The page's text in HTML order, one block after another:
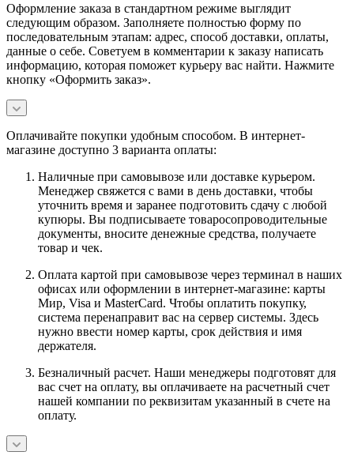
Оформление заказа в стандартном режиме выглядит
следующим образом. Заполняете полностью форму по
последовательным этапам: адрес, способ доставки, оплаты,
данные о себе. Советуем в комментарии к заказу написать
информацию, которая поможет курьеру вас найти. Нажмите
кнопку «Оформить заказ».
Оплачивайте покупки удобным способом. В интернет-
магазине доступно 3 варианта оплаты:
Наличные при самовывозе или доставке курьером.
Менеджер свяжется с вами в день доставки, чтобы
уточнить время и заранее подготовить сдачу с любой
купюры. Вы подписываете товаросопроводительные
документы, вносите денежные средства, получаете
товар и чек.
Оплата картой при самовывозе через терминал в наших
офисах или оформлении в интернет-магазине: карты
Мир, Visa и MasterCard. Чтобы оплатить покупку,
система перенаправит вас на сервер системы. Здесь
нужно ввести номер карты, срок действия и имя
держателя.
Безналичный расчет. Наши менеджеры подготовят для
вас счет на оплату, вы оплачиваете на расчетный счет
нашей компании по реквизитам указанный в счете на
оплату.